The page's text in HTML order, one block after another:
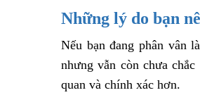
Những lý do bạn
Nếu bạn đang phân vân
nhưng vẫn còn chưa
quan và chính xác hơn.